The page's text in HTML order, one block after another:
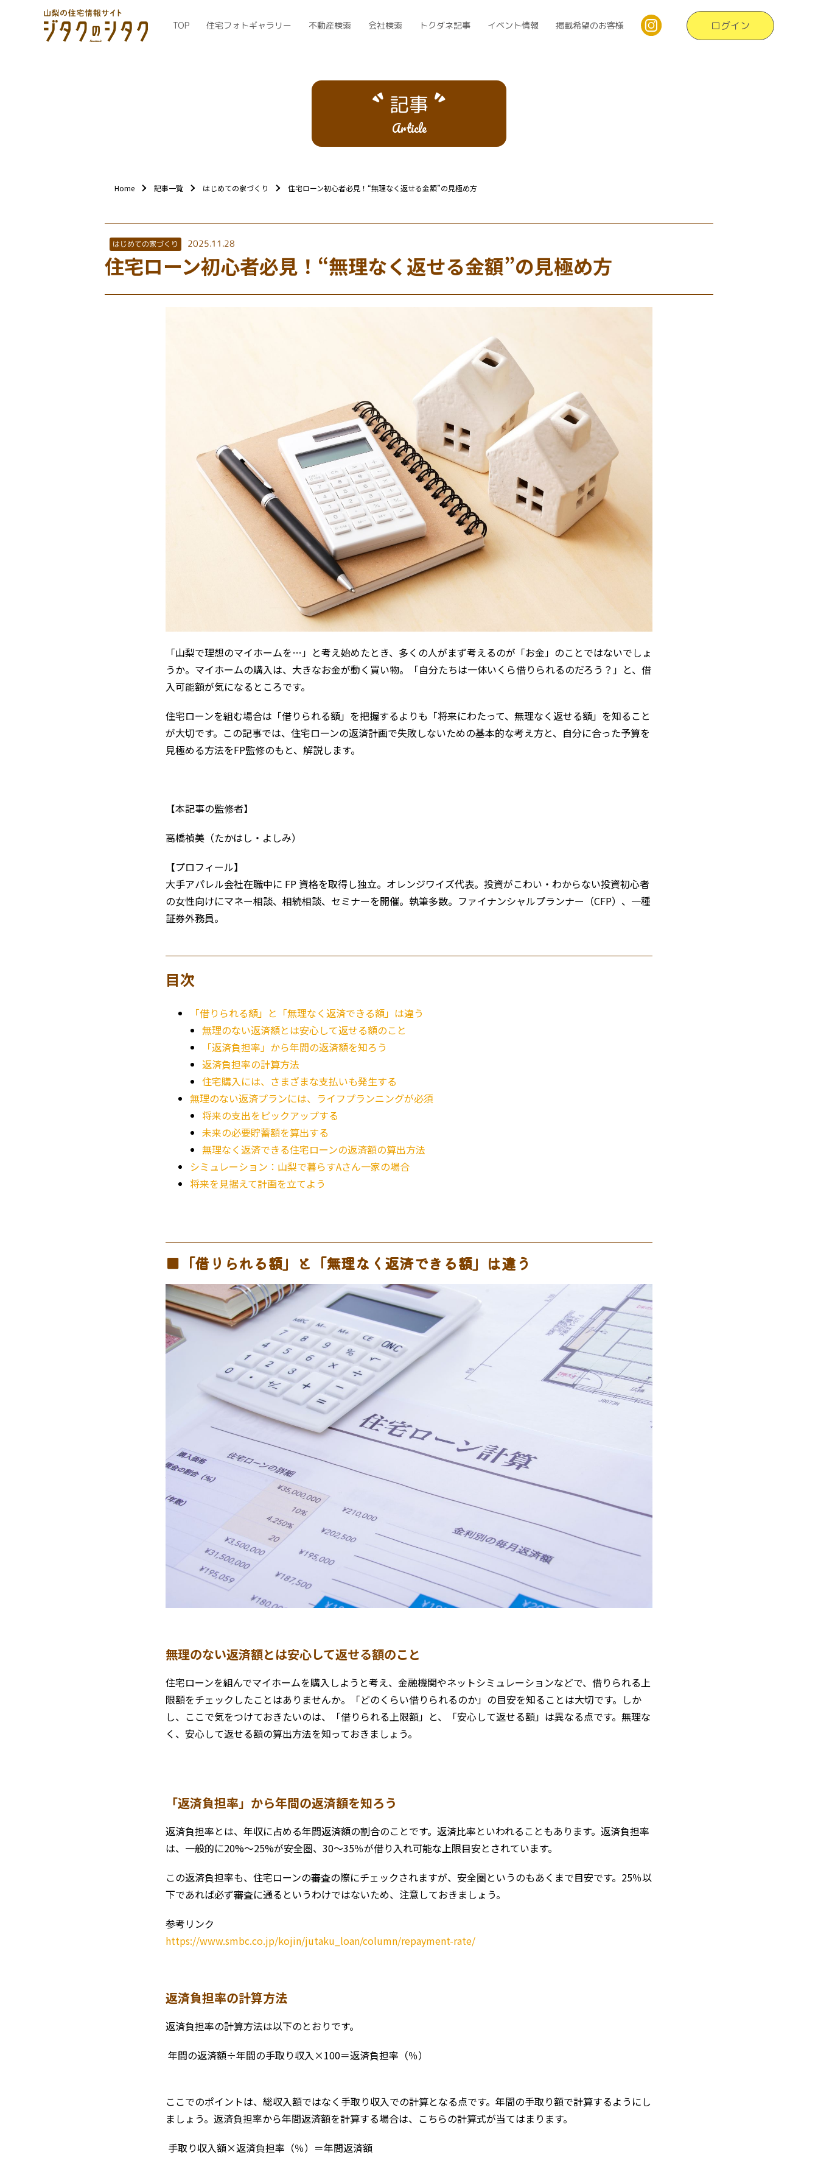
TOP 住宅フォトギャラリー 不動産検索 会社検索 トクダネ記事 イベント情報 掲載希望のお客様 ログイン
記事
Article
Home 記事一覧 はじめての家づくり 住宅ローン初心者必見！“無理なく返せる金額”の見極め方
はじめての家づくり 2025.11.28
住宅ローン初心者必見！“無理なく返せる金額”の見極め方
「山梨で理想のマイホームを…」と考え始めたとき、多くの人がまず考えるのが「お金」のことではないでしょ
うか。マイホームの購入は、大きなお金が動く買い物。「自分たちは一体いくら借りられるのだろう？」と、借
入可能額が気になるところです。
住宅ローンを組む場合は「借りられる額」を把握するよりも「将来にわたって、無理なく返せる額」を知ること
が大切です。この記事では、住宅ローンの返済計画で失敗しないための基本的な考え方と、自分に合った予算を
見極める方法をFP監修のもと、解説します。
【本記事の監修者】
高橋禎美（たかはし・よしみ）
【プロフィール】
大手アパレル会社在職中に FP 資格を取得し独立。オレンジワイズ代表。投資がこわい・わからない投資初心者
の女性向けにマネー相談、相続相談、セミナーを開催。執筆多数。ファイナンシャルプランナー（CFP）、一種
証券外務員。
目次
「借りられる額」と「無理なく返済できる額」は違う
無理のない返済額とは安心して返せる額のこと
「返済負担率」から年間の返済額を知ろう
返済負担率の計算方法
住宅購入には、さまざまな支払いも発生する
無理のない返済プランには、ライフプランニングが必須
将来の支出をピックアップする
未来の必要貯蓄額を算出する
無理なく返済できる住宅ローンの返済額の算出方法
シミュレーション：山梨で暮らすAさん一家の場合
将来を見据えて計画を立てよう
■「借りられる額」と「無理なく返済できる額」は違う
無理のない返済額とは安心して返せる額のこと
住宅ローンを組んでマイホームを購入しようと考え、金融機関やネットシミュレーションなどで、借りられる上
限額をチェックしたことはありませんか。「どのくらい借りられるのか」の目安を知ることは大切です。しか
し、ここで気をつけておきたいのは、「借りられる上限額」と、「安心して返せる額」は異なる点です。無理な
く、安心して返せる額の算出方法を知っておきましょう。
「返済負担率」から年間の返済額を知ろう
返済負担率とは、年収に占める年間返済額の割合のことです。返済比率といわれることもあります。返済負担率
は、一般的に20%～25%が安全圏、30〜35％が借り入れ可能な上限目安とされています。
この返済負担率も、住宅ローンの審査の際にチェックされますが、安全圏というのもあくまで目安です。25％以
下であれば必ず審査に通るというわけではないため、注意しておきましょう。
参考リンク
https://www.smbc.co.jp/kojin/jutaku_loan/column/repayment-rate/
返済負担率の計算方法
返済負担率の計算方法は以下のとおりです。
年間の返済額÷年間の手取り収入×100＝返済負担率（％）
ここでのポイントは、総収入額ではなく手取り収入での計算となる点です。年間の手取り額で計算するようにし
ましょう。返済負担率から年間返済額を計算する場合は、こちらの計算式が当てはまります。
手取り収入額×返済負担率（％）＝年間返済額